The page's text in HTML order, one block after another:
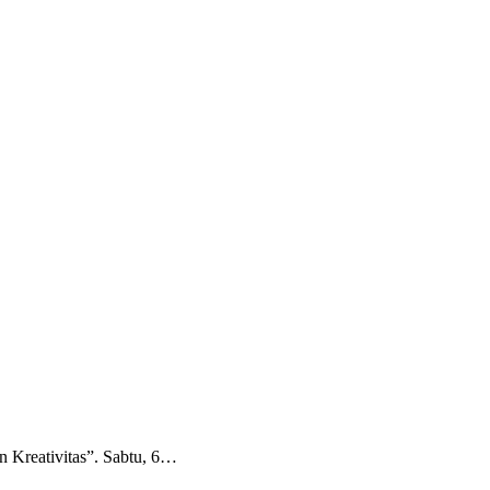
Kreativitas”. Sabtu, 6…